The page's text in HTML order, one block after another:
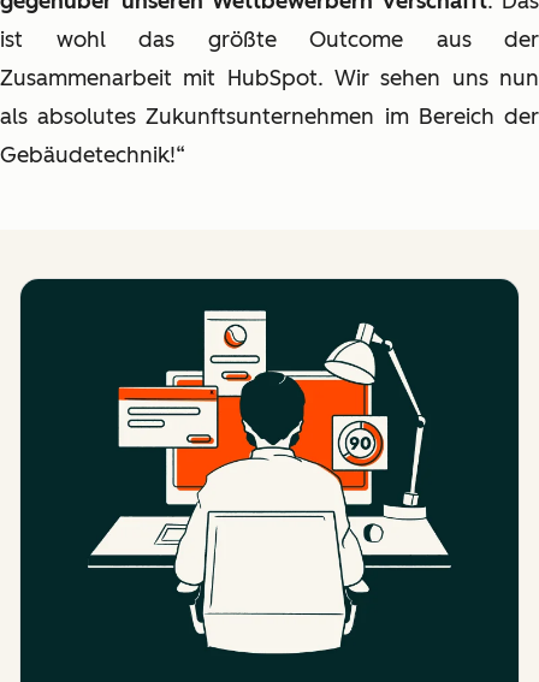
ist wohl das größte Outcome aus der
Zusammenarbeit mit HubSpot. Wir sehen uns nun
als absolutes Zukunftsunternehmen im Bereich der
Gebäudetechnik!“